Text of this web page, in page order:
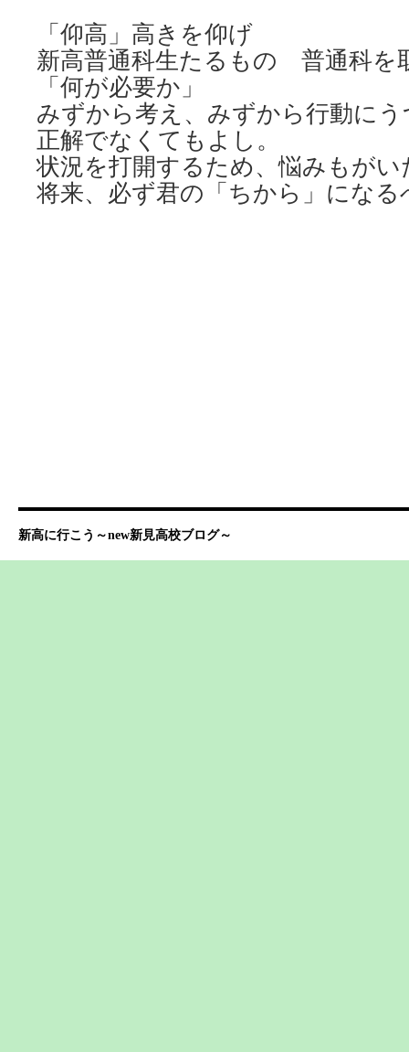
「仰高」高きを仰げ
新高普通科生たるもの 普通科を
「何が必要か」
みずから考え、みずから行動に
正解でなくてもよし。
状況を打開するため、悩みもが
将来、必ず君の「ちから」になる
新高に行こう～new新見高校ブログ～